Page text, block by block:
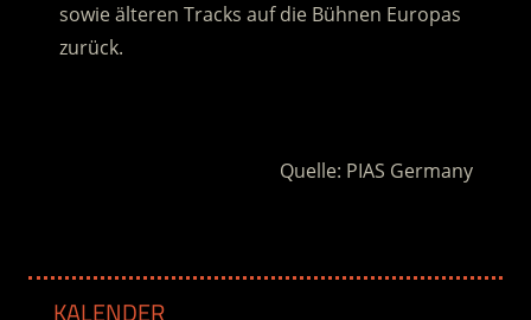
sowie älteren Tracks auf die Bühnen Europas
zurück.
Quelle: PIAS Germany
KALENDER